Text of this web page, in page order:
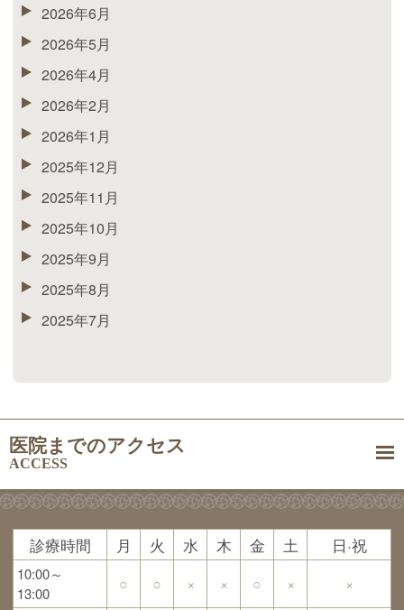
2026年6月
2026年5月
2026年4月
2026年2月
2026年1月
2025年12月
2025年11月
2025年10月
2025年9月
2025年8月
2025年7月
医院までのアクセス
ACCESS
診療時間 月 火 水 木 金 土 日·祝
10:00～
13:00
○ ○ × × ○ × ×